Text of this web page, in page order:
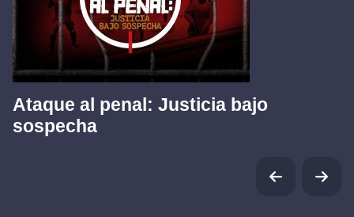
Ataque al penal: Justicia bajo
sospecha